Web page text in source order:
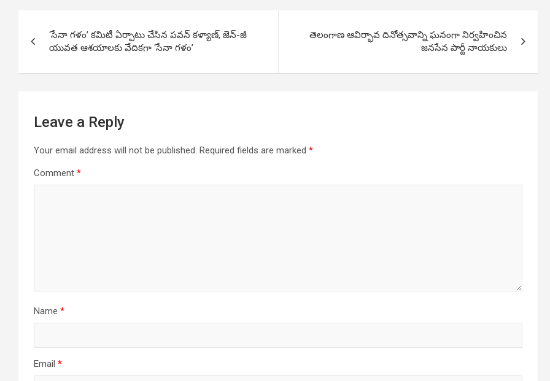
navigation
‘సేనా గళం’ కమిటీ ఏర్పాటు చేసిన పవన్ కళ్యాణ్, జెన్-జీ
యువత ఆశయాలకు వేదికగా ‘సేనా గళం’
తెలంగాణ ఆవిర్భావ దినోత్సవాన్ని ఘనంగా నిర్వహించిన
జనసేన పార్టీ నాయకులు
Leave a Reply
Your email address will not be published. Required fields are marked *
Comment *
Name *
Email *